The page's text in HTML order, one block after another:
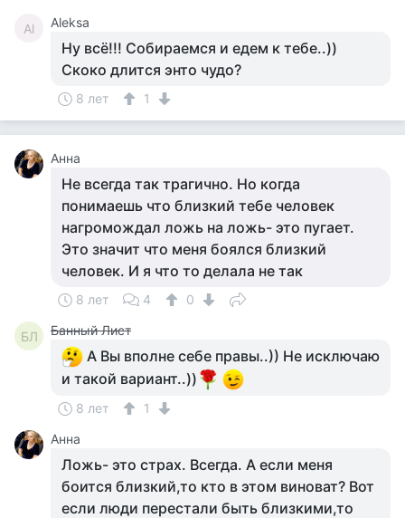
Al Aleksa
Ну всё!!! Собираемся и едем к тебе..))
Скоко длится энто чудо?
8 лет 1
Анна
Не всегда так трагично. Но когда
понимаешь что близкий тебе человек
нагромождал ложь на ложь- это пугает.
Это значит что меня боялся близкий
человек. И я что то делала не так
8 лет 4 0
БЛ Банный Лист
А Вы вполне себе правы..)) Не исключаю
и такой вариант..))
8 лет
1
Анна
Ложь- это страх. Всегда. А если меня
боится близкий,то кто в этом виноват? Вот
если люди перестали быть близкими,то